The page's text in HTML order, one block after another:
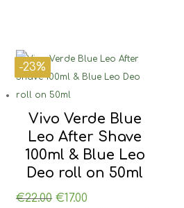
-23%
Vivo Verde Blue
Leo After Shave
100ml & Blue Leo
Deo roll on 50ml
€22.00 Original
€17.00
-26%
-30%
-23%